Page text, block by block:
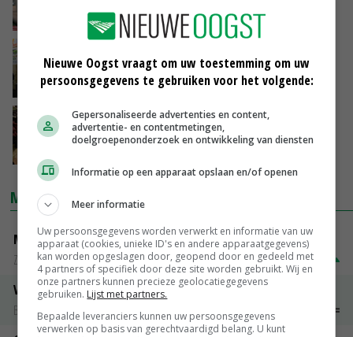
29-01-2019
28-01-2019
Onderzoek naar 'Echte en Eerlijke Prijs'
duurzaam product
MARKTPRIJZEN
Magere melkpoeder
Zuivel NL
€ 269,00 € 7,00
Vleeskuikens 2001-2600 gr
Barneveld
€ 1,09~
Nieuwe Oogst vraagt om uw toestemming om uw
persoonsgegevens te gebruiken voor het volgende:
Gepersonaliseerde advertenties en content,
advertentie- en contentmetingen,
doelgroepenonderzoek en ontwikkeling van diensten
Informatie op een apparaat opslaan en/of openen
Meer informatie
Uw persoonsgegevens worden verwerkt en informatie van uw
apparaat (cookies, unieke ID's en andere apparaatgegevens)
kan worden opgeslagen door, geopend door en gedeeld met
4 partners of specifiek door deze site worden gebruikt. Wij en
onze partners kunnen precieze geolocatiegegevens
gebruiken. Lijst met partners.
Bepaalde leveranciers kunnen uw persoonsgegevens
verwerken op basis van gerechtvaardigd belang. U kunt